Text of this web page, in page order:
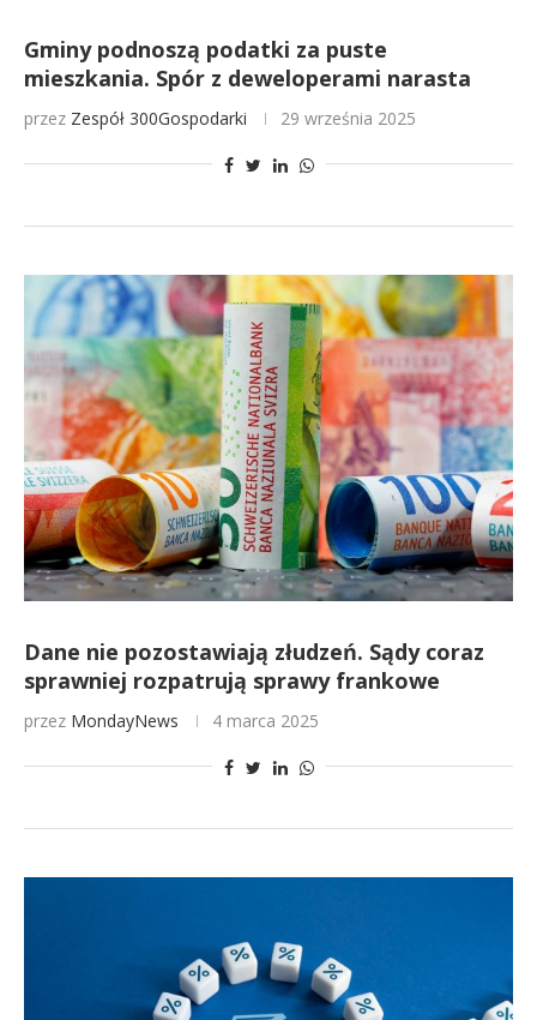
Gminy podnoszą podatki za puste
mieszkania. Spór z deweloperami narasta
przez Zespół 300Gospodarki 29 września 2025
Dane nie pozostawiają złudzeń. Sądy coraz
sprawniej rozpatrują sprawy frankowe
przez MondayNews 4 marca 2025